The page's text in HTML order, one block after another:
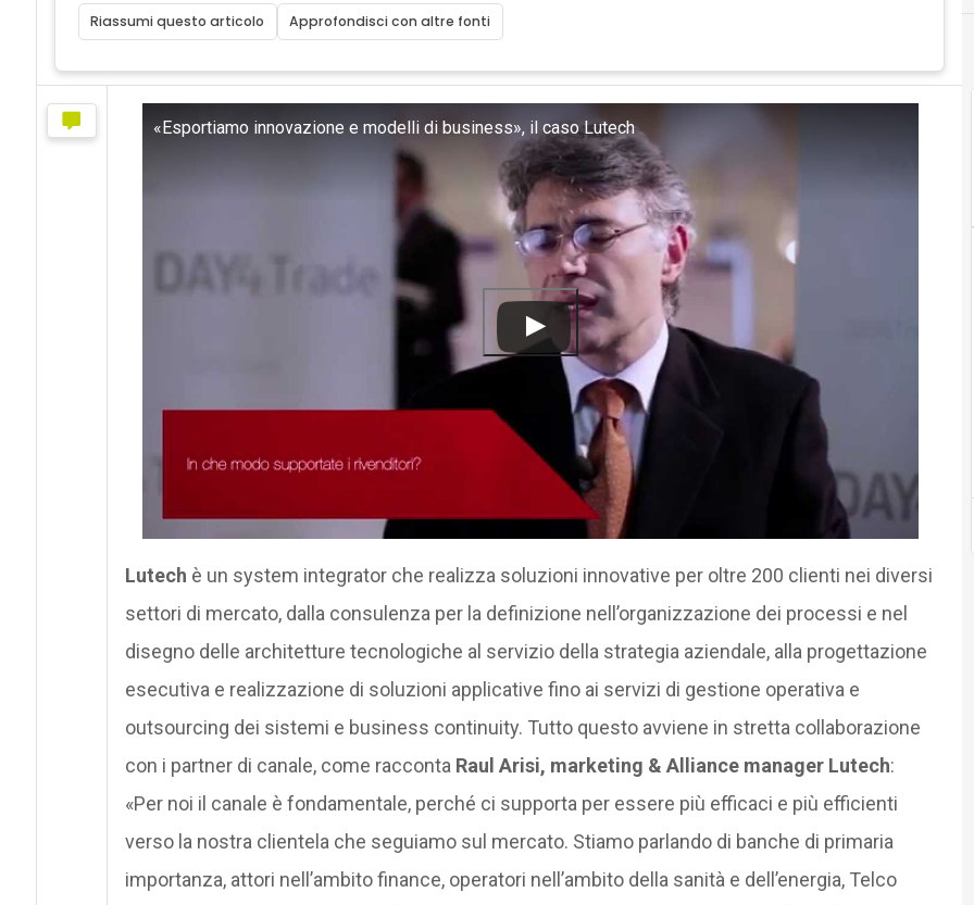
Riassumi questo articolo Approfondisci con altre fonti
«Esportiamo innovazione e modelli di business», il caso Lutech
Lutech è un system integrator che realizza soluzioni innovative per oltre 200 clienti nei diversi
settori di mercato, dalla consulenza per la definizione nell’organizzazione dei processi e nel
disegno delle architetture tecnologiche al servizio della strategia aziendale, alla progettazione
esecutiva e realizzazione di soluzioni applicative fino ai servizi di gestione operativa e
outsourcing dei sistemi e business continuity. Tutto questo avviene in stretta collaborazione
con i partner di canale, come racconta Raul Arisi, marketing & Alliance manager Lutech:
«Per noi il canale è fondamentale, perché ci supporta per essere più efficaci e più efficienti
verso la nostra clientela che seguiamo sul mercato. Stiamo parlando di banche di primaria
importanza, attori nell’ambito finance, operatori nell’ambito della sanità e dell’energia, Telco